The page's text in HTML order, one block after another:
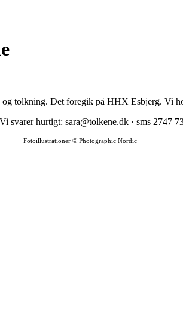
tolkning. Det foregik på HHX Esbjerg. Vi
svarer hurtigt: sara@tolkene.dk · sms 2747
Fotoillustrationer © Photographic Nordic